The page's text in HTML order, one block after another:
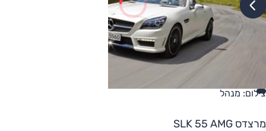
צילום: מנהל
מרצדס SLK 55 AMG